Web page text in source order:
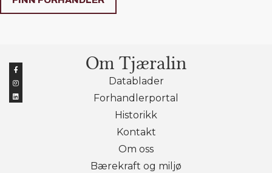
Om Tjæralin
Datablader
Forhandlerportal
Historikk
Kontakt
Om oss
Bærekraft og miljø